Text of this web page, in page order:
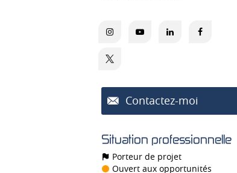
Contactez-moi
Situation professionnelle
Porteur de projet
Ouvert aux opportunités